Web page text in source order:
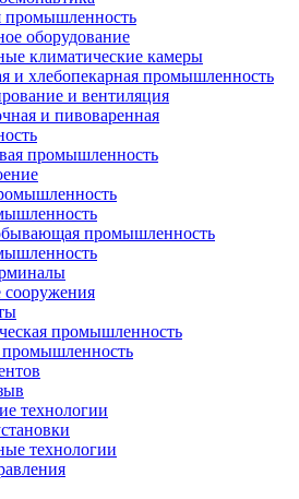
промышленность
оборудование
климатические камеры
и хлебопекарная промышленность
и вентиляция
и пивоваренная
промышленность
промышленность
промышленность
технологии
технологии